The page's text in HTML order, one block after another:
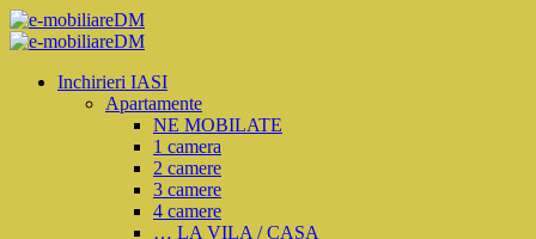
Inchirieri IASI
Apartamente
NE MOBILATE
1 camera
2 camere
3 camere
4 camere
… LA VILA / CASA